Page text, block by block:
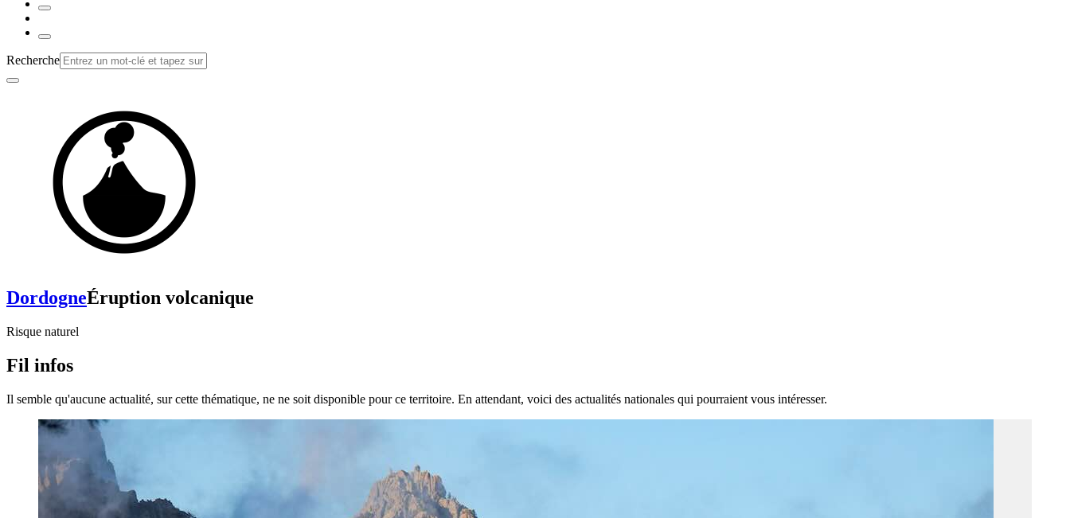
Recherche
DordogneÉruption volcanique
Risque naturel
Fil infos
Il semble qu'aucune actualité, sur cette thématique, ne ne soit disponible pour ce territoire. En attendant, voici des actualités nationales qui pourraient vous intéresser.